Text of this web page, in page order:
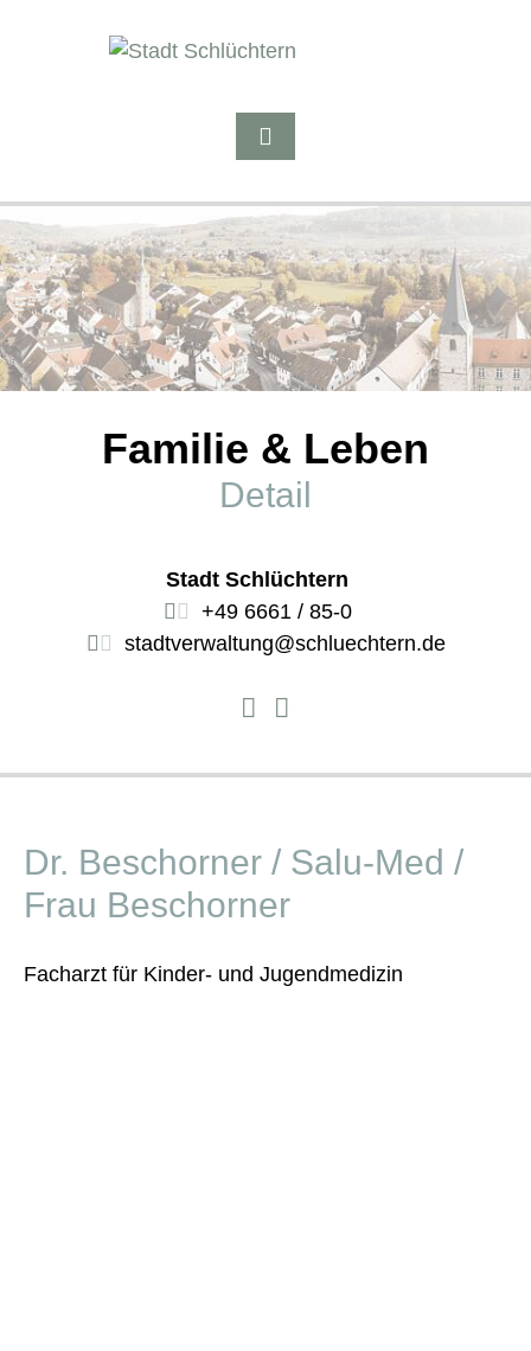
Familie & Leben
Detail
Stadt Schlüchtern
+49 6661 / 85-0
stadtverwaltung@schluechtern.de
Dr. Beschorner / Salu-Med /
Frau Beschorner
Facharzt für Kinder- und Jugendmedizin